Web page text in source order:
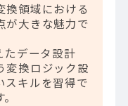
換領域における
が大きな魅力で
たデータ設計
変換ロジック設
スキルを習得で